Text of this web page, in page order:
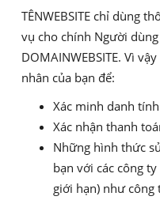
TÊNWEBSITE chỉ dùng
vụ cho chính Người
DOMAINWEBSITE. Vì
nhân của bạn để:
Xác minh danh
Xác nhận thanh
Những hình thức
bạn với các công
giới hạn) như